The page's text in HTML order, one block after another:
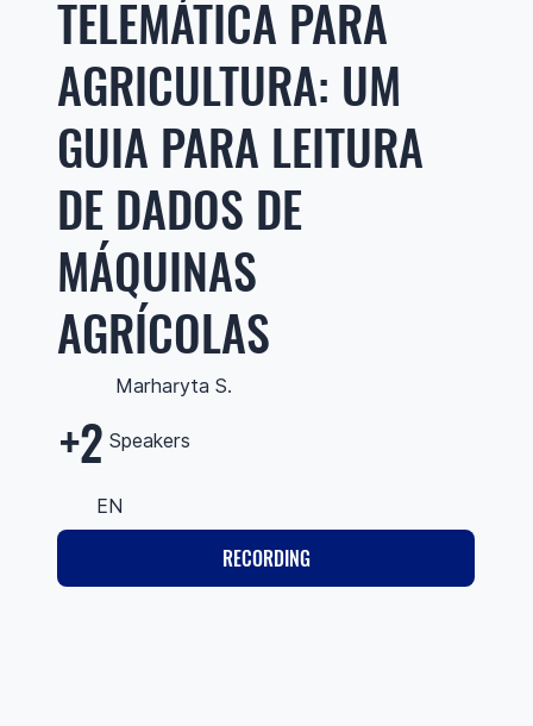
TELEMÁTICA PARA
AGRICULTURA: UM
GUIA PARA LEITURA
DE DADOS DE
MÁQUINAS
AGRÍCOLAS
Marharyta S.
+2 Speakers
EN
RECORDING